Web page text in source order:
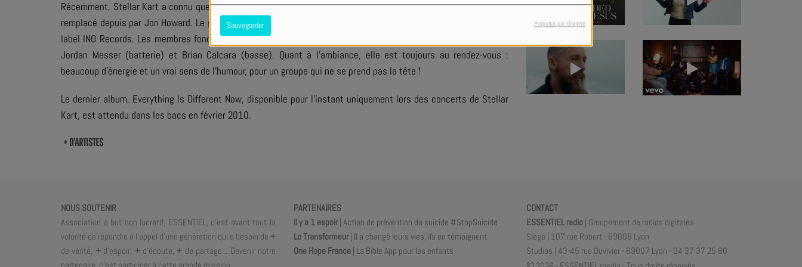
Sauvegarder Propulsé par Orejime
Récemment, Stellar Kart a connu quelques changements, notamment avec le départ du guitariste Cody Pellerin,
remplacé depuis par Jon Howard. Le groupe a aussi changé de maison de disques et travaille désormais avec le
label INO Records. Les membres fondateurs sont en revanche toujours présents : Adam Agee (guitare et voix),
Jordan Messer (batterie) et Brian Calcara (basse). Quant à l'ambiance, elle est toujours au rendez-vous :
beaucoup d'énergie et un vrai sens de l'humour, pour un groupe qui ne se prend pas la tête !
Le dernier album, Everything Is Different Now, disponible pour l'instant uniquement lors des concerts de Stellar
Kart, est attendu dans les bacs en février 2010.
+ D'ARTISTES
NOUS SOUTENIR
Association à but non lucratif, ESSENTIEL, c'est avant tout la
volonté de répondre à l'appel d'une génération qui a besoin de +
de vérité, +d'espoir, +d'écoute, + de partage... Devenir notre
PARTENAIRES
Il y a 1 espoir| Action de prévention du suicide #StopSuicide
Le Transformeur| Il a changé leurs vies, ils en témoignent
One Hope France | La Bible App pour les enfants
CONTACT
ESSENTIEL radio | Groupement de radios digitales
Siège | 107 rue Robert - 69006 Lyon
Studios | 43-45 rue Duvivier - 69007 Lyon - 04 37 37 25 80